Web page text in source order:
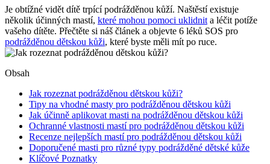
Je obtížné vidět dítě trpící podrážděnou kůží. Naštěstí existuje
několik účinných mastí, které mohou pomoci uklidnit a léčit potíže
vašeho dítěte. Přečtěte si náš článek a objevte 6 léků SOS pro
podrážděnou dětskou kůži, které byste měli mít po ruce.
Obsah
Jak rozeznat podrážděnou dětskou kůži?
Tipy na vhodné masty pro podrážděnou dětskou kůži
Jak účinně aplikovat masti na podrážděnou dětskou kůži
Ochranné vlastnosti mastí pro podrážděnou dětskou kůži
Recenze nejlepších mastí pro podrážděnou dětskou kůži
Doporučené masti pro různé typy podrážděné dětské kůže
Klíčové Poznatky